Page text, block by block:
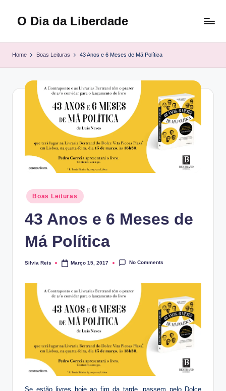
O Dia da Liberdade
Home Boas Leituras 43 Anos e 6 Meses de Má Política
PostedBoas Leituras
43 Anos e 6 Meses de
Má Política
Posted
Silvia Reis Março 15, 2017 No Comments
Se estão livres hoje ao fim da tarde, passem pelo Dolce